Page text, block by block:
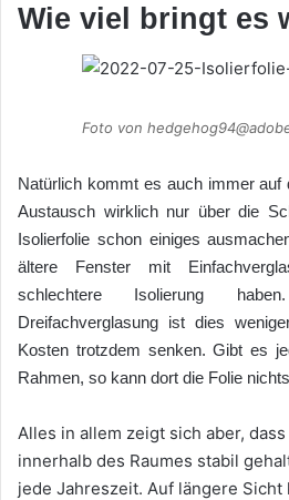
Wie viel bringt es
Foto von
Natürlich kommt es auch immer auf
Austausch wirklich nur über die
Isolierfolie schon einiges
ältere Fenster mit
schlechtere Isolierung
Dreifachverglasung ist dies
Kosten trotzdem senken. Gibt es
Rahmen, so kann dort die Folie
Alles in allem zeigt sich aber,
innerhalb des Raumes stabil
jede Jahreszeit. Auf längere Sicht